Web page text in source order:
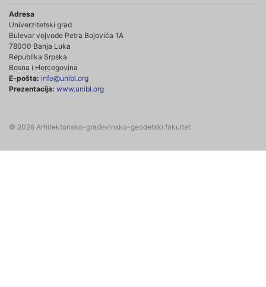
Adresa
Univerzitetski grad
Bulevar vojvode Petra Bojovića 1A
78000 Banja Luka
Republika Srpska
Bosna i Hercegovina
E-pošta: info@unibl.org
Prezentacija: www.unibl.org
© 2026 Arhitektonsko-građevinsko-geodetski fakultet